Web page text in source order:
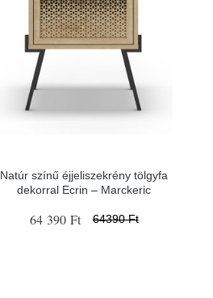
Natúr színű éjjeliszekrény tölgyfa
dekorral Ecrin – Marckeric
64 390 Ft 64390 Ft